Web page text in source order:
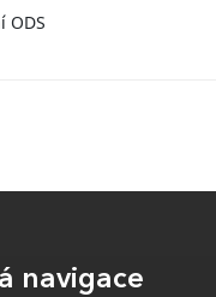
ODS
navigace